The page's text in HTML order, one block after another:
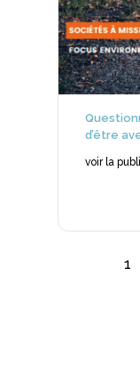
d’être
voir la
1